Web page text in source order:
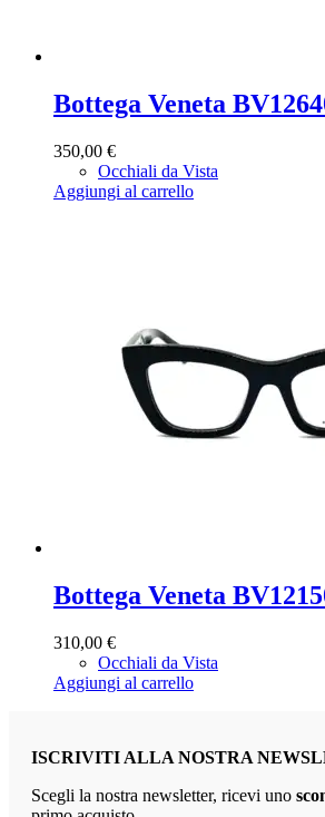
Bottega Veneta
350,00 €
Occhiali da Vista
Aggiungi al carrello
Bottega Veneta
310,00 €
Occhiali da Vista
Aggiungi al carrello
ISCRIVITI ALLA NOSTRA
Scegli la nostra newsletter, ricevi uno